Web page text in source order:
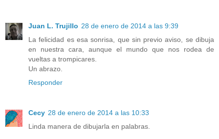
Juan L. Trujillo 28 de enero de 2014 a las 9:39
La felicidad es esa sonrisa, que sin previo aviso, se dibuja
en nuestra cara, aunque el mundo que nos rodea de
vueltas a trompicares.
Un abrazo.
Responder
Cecy 28 de enero de 2014 a las 10:33
Linda manera de dibujarla en palabras.